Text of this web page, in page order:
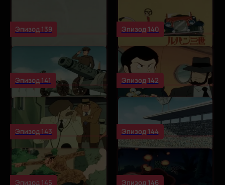
Эпизод 139 Эпизод 140
Эпизод 141 Эпизод 142
Эпизод 143 Эпизод 144
Эпизод 145 Эпизод 146